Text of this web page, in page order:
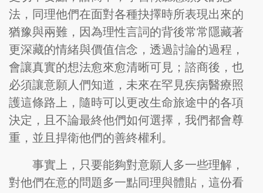
法，同理他們在面對各種抉擇時所表現出來的
猶豫與兩難，因為理性言詞的背後常常隱藏著
更深藏的情緒與價值信念，透過討論的過程，
會讓真實的想法愈來愈清晰可見；諮商後，也
必須讓意願人們知道，未來在罕見疾病醫療照
護這條路上，隨時可以更改生命旅途中的各項
決定，且不論最終他們如何選擇，我們都會尊
重，並且捍衛他們的善終權利。
事實上，只要能夠對意願人多一些理解，
對他們在意的問題多一點同理與體貼，這份看